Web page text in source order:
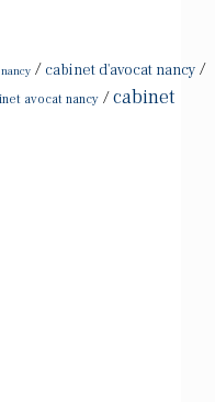
/ cabinet d'avocat nancy /
avocat nancy /cabinet